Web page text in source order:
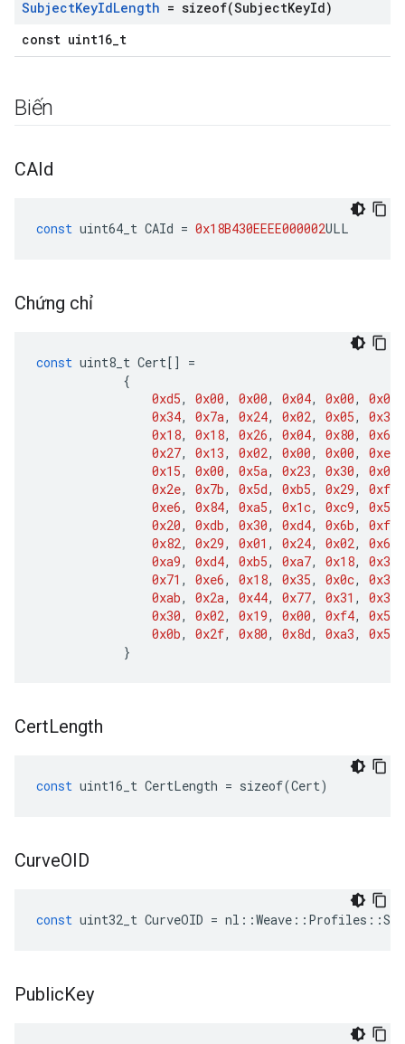
SubjectKeyIdLength = sizeof(SubjectKeyId)
const uint16_t
Biến
CAId
const uint64_t CAId = 0x18B430EEEE000002ULL
Chứng chỉ
const uint8_t Cert[]
=
{
0xd5, 0x00, 0x00, 0x04, 0x00, 0x01
0x34, 0x7a, 0x24, 0x02, 0x05, 0x37
0x18, 0x18, 0x26, 0x04, 0x80, 0x62
0x27, 0x13, 0x02, 0x00, 0x00, 0xee
0x15, 0x00, 0x5a, 0x23, 0x30, 0x0a
0x2e, 0x7b, 0x5d, 0xb5, 0x29, 0xf4
0xe6, 0x84, 0xa5, 0x1c, 0xc9, 0x58
0x20, 0xdb, 0x30, 0xd4, 0x6b, 0xf8
0x82, 0x29, 0x01 , 0x24, 0x02, 0x60
0xa9, 0xd4, 0xb5, 0xa7, 0x18, 0x35
0x71 , 0xe6, 0x18, 0x35, 0x0c, 0x30
0xab, 0x2a, 0x44, 0x77, 0x31 , 0x3c
0x30, 0x02, 0x19, 0x00, 0xf4, 0x54
0x0b, 0x2f, 0x80, 0x8d, 0xa3, 0x57
}
CertLength
const uint16_t CertLength = sizeof(Cert)
CurveOID
const uint32_t CurveOID = nl ::Weave :: Profiles ::
PublicKey